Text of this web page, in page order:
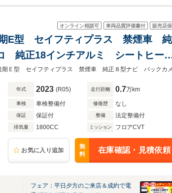
オンライン相談可 車両品質評価書付 販売店
期E型 セイフティプラス 禁煙車 純
純正18インチアルミ シートヒー
ミラー LEDライナー パワーシー
年式 2023 (R05) 走行距離 0.7万km
車検 車検整備付 修復歴 なし
保証 保証付 整備 法定整備付
排気量 1800CC ミッション フロアCVT
お気に入り追加
無
料
在庫確認・見積依頼
フェア：平日夕方のご来店＆成約で電